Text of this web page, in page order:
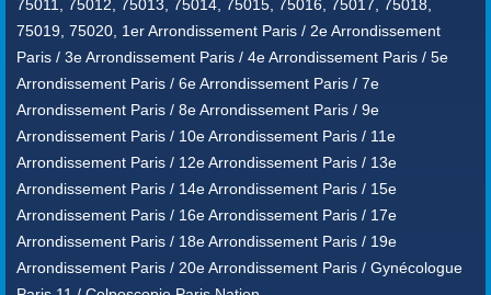
75011, 75012, 75013, 75014, 75015, 75016, 75017, 75018,
75019, 75020, 1er Arrondissement Paris / 2e Arrondissement
Paris / 3e Arrondissement Paris / 4e Arrondissement Paris / 5e
Arrondissement Paris / 6e Arrondissement Paris / 7e
Arrondissement Paris / 8e Arrondissement Paris / 9e
Arrondissement Paris / 10e Arrondissement Paris / 11e
Arrondissement Paris / 12e Arrondissement Paris / 13e
Arrondissement Paris / 14e Arrondissement Paris / 15e
Arrondissement Paris / 16e Arrondissement Paris / 17e
Arrondissement Paris / 18e Arrondissement Paris / 19e
Arrondissement Paris / 20e Arrondissement Paris / Gynécologue